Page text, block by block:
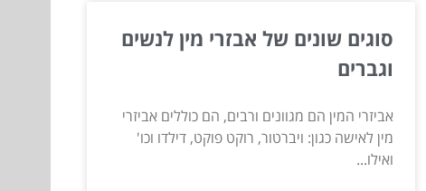
סוגים שונים של אבזרי מין לנשים
וגברים
אביזרי המין הם מגוונים ורבים, הם כוללים אביזרי
מין לאישה כגון: ויברטור, רוקט פוקט, דילדו וכו'
ואילו...